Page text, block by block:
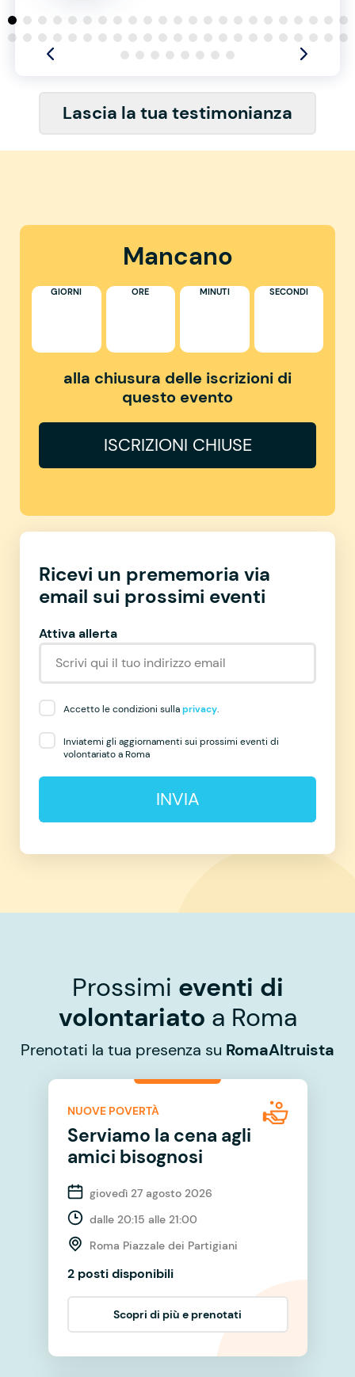
Lascia la tua testimonianza
Mancano
GIORNI ORE MINUTI SECONDI
alla chiusura delle iscrizioni di
questo evento
ISCRIZIONI CHIUSE
Ricevi un prememoria via
email sui prossimi eventi
Attiva allerta
Accetto le condizioni sullaprivacy.
Inviatemi gli aggiornamenti sui prossimi eventi di
volontariato a Roma
INVIA
Prossimi eventi di
volontariato a Roma
Prenotati la tua presenza su RomaAltruista
NUOVE POVERTÀ
Serviamo la cena agli
amici bisognosi
giovedì 27 agosto 2026
dalle 20:15 alle 21:00
Roma Piazzale dei Partigiani
2 posti disponibili
Scopri di più e prenotati